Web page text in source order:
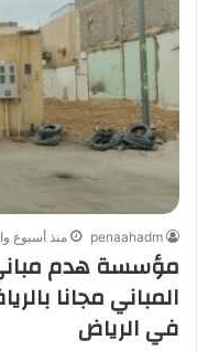
penaahadm منذ أسبوع
المباني مجانا
في الرياض